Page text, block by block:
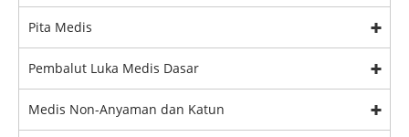
Pita Medis
Pembalut Luka Medis Dasar
Medis Non-Anyaman dan Katun